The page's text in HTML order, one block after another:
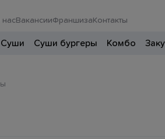
ВакансииФраншиза Контакты
Суши Суши бургеры Комбо